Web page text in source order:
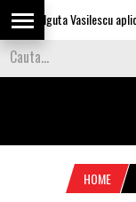
Olguta Vasilescu
HOME